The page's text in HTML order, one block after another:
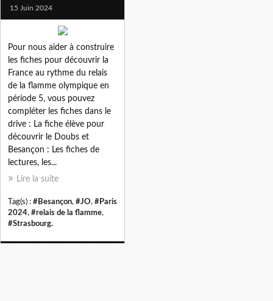
15 Juin 2024
Pour nous aider à construire
les fiches pour découvrir la
France au rythme du relais
de la flamme olympique en
période 5, vous pouvez
compléter les fiches dans le
drive : La fiche élève pour
découvrir le Doubs et
Besançon : Les fiches de
lectures, les...
Lire la suite
Tag(s) : #Besançon, #JO, #Paris
2024, #relais de la flamme,
#Strasbourg.